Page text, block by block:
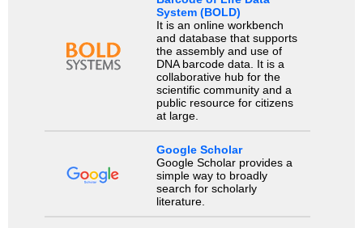
System (BOLD)
It is an online workbench
and database that supports
the assembly and use of
DNA barcode data. It is a
collaborative hub for the
scientific community and a
public resource for citizens
at large.
Google Scholar
Google Scholar provides a
simple way to broadly
search for scholarly
literature.